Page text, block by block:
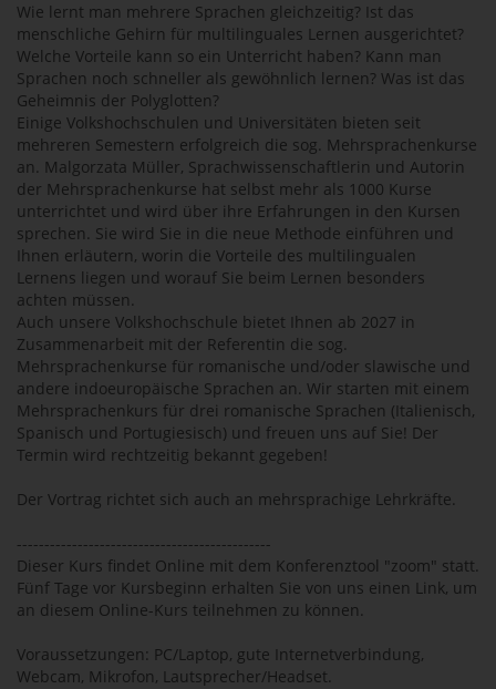
Wie lernt man mehrere Sprachen gleichzeitig? Ist das
menschliche Gehirn für multilinguales Lernen ausgerichtet?
Welche Vorteile kann so ein Unterricht haben? Kann man
Sprachen noch schneller als gewöhnlich lernen? Was ist das
Geheimnis der Polyglotten?
Einige Volkshochschulen und Universitäten bieten seit
mehreren Semestern erfolgreich die sog. Mehrsprachenkurse
an. Malgorzata Müller, Sprachwissenschaftlerin und Autorin
der Mehrsprachenkurse hat selbst mehr als 1000 Kurse
unterrichtet und wird über ihre Erfahrungen in den Kursen
sprechen. Sie wird Sie in die neue Methode einführen und
Ihnen erläutern, worin die Vorteile des multilingualen
Lernens liegen und worauf Sie beim Lernen besonders
achten müssen.
Auch unsere Volkshochschule bietet Ihnen ab 2027 in
Zusammenarbeit mit der Referentin die sog.
Mehrsprachenkurse für romanische und/oder slawische und
andere indoeuropäische Sprachen an. Wir starten mit einem
Mehrsprachenkurs für drei romanische Sprachen (Italienisch,
Spanisch und Portugiesisch) und freuen uns auf Sie! Der
Termin wird rechtzeitig bekannt gegeben!
Der Vortrag richtet sich auch an mehrsprachige Lehrkräfte.
----------------------------------------------
Dieser Kurs findet Online mit dem Konferenztool "zoom" statt.
Fünf Tage vor Kursbeginn erhalten Sie von uns einen Link, um
an diesem Online-Kurs teilnehmen zu können.
Voraussetzungen: PC/Laptop, gute Internetverbindung,
Webcam, Mikrofon, Lautsprecher/Headset.